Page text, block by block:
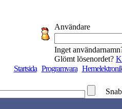
Användare
Inget
Glömt lösenordet?
Startsida Programvara